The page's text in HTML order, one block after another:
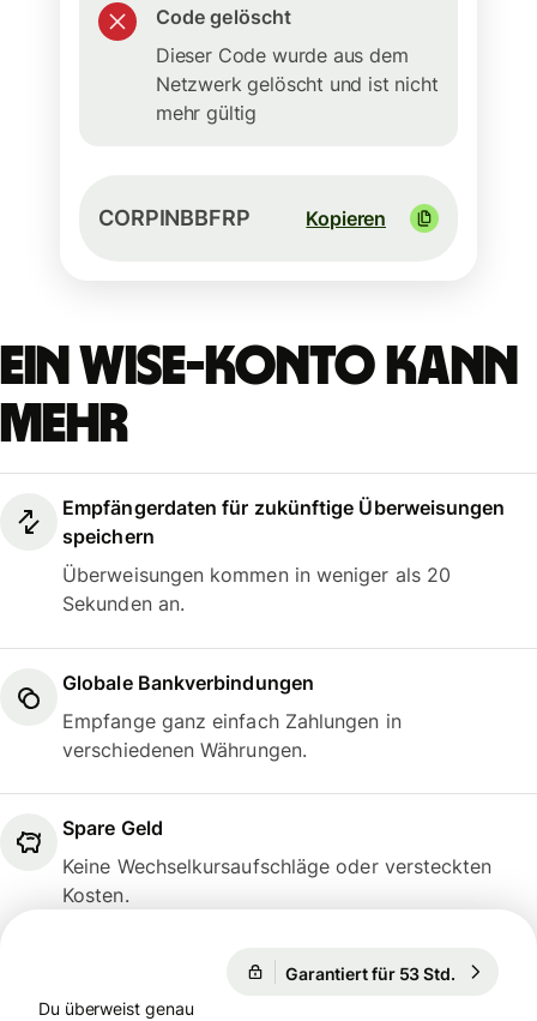
Code gelöscht
Dieser Code wurde aus dem
Netzwerk gelöscht und ist nicht
mehr gültig
CORPINBBFRP Kopieren
Ein Wise-Konto kann
mehr
Empfängerdaten für zukünftige Überweisungen
speichern
Überweisungen kommen in weniger als 20
Sekunden an.
Globale Bankverbindungen
Empfange ganz einfach Zahlungen in
verschiedenen Währungen.
Spare Geld
Keine Wechselkursaufschläge oder versteckten
Kosten.
Garantiert für 53 Std.
Du überweist genau